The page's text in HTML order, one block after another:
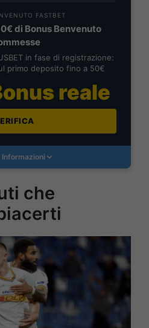
FASTBET
di Bonus Benvenuto
in fase di registrazione:
primo deposito fino a 50€
reale
che